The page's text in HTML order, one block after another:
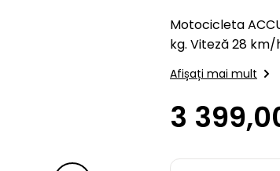
Motocicleta
kg. Viteză 28 km/
Afișați mai mult
3